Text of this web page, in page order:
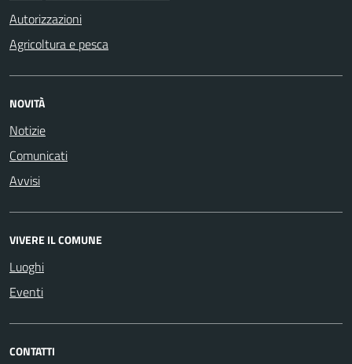
Autorizzazioni
Agricoltura e pesca
NOVITÀ
Notizie
Comunicati
Avvisi
VIVERE IL COMUNE
Luoghi
Eventi
CONTATTI